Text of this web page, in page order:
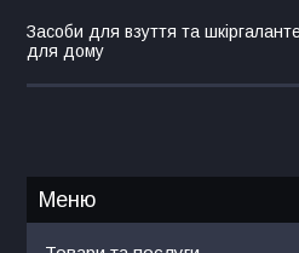
Засоби для взуття та
для дому